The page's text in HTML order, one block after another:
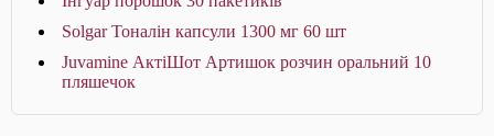
Solgar Тоналін капсули 1300 мг 60 шт
Juvamine АктіШот Артишок розчин оральний 10
пляшечок